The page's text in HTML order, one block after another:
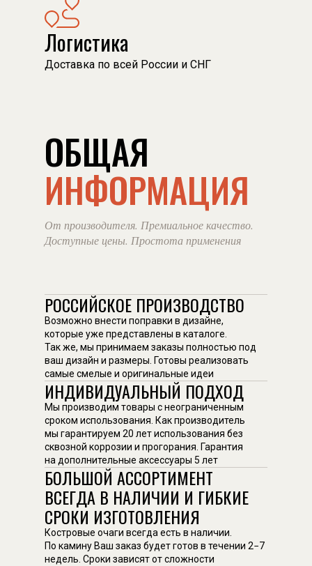
Логистика
Доставка по всей России и СНГ
От производителя. Премиальное качество.
Доступные цены. Простота применения
ОБЩАЯ
ИНФОРМАЦИЯ
РОССИЙСКОЕ ПРОИЗВОДСТВО
Возможно внести поправки в дизайне,
которые уже представлены в каталоге.
Так же, мы принимаем заказы полностью под
ваш дизайн и размеры. Готовы реализовать
самые смелые и оригинальные идеи
ИНДИВИДУАЛЬНЫЙ ПОДХОД
Мы производим товары с неограниченным
сроком использования. Как производитель
мы гарантируем 20 лет использования без
сквозной коррозии и прогорания. Гарантия
на дополнительные аксессуары 5 лет
БОЛЬШОЙ АССОРТИМЕНТ
ВСЕГДА В НАЛИЧИИ И ГИБКИЕ
СРОКИ ИЗГОТОВЛЕНИЯ
Костровые очаги всегда есть в наличии.
По камину Ваш заказ будет готов в течении 2−7
недель. Сроки зависят от сложности